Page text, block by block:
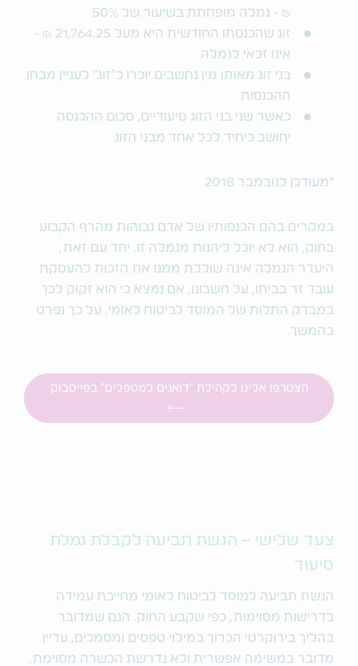
₪ - גמלה מופחתת בשיעור של 50%
זוג שהכנסתו החודשית היא מעל 21,764.25 ₪ -
אינו זכאי לגמלה
בני זוג מאותו מין נחשבים יוכרו כ"זוג" לעניין מבחן
ההכנסות
כאשר שני בני הזוג סיעודיים, סכום ההכנסה
יחושב כיחיד לכל אחד מבני הזוג
*מעודכן לנובמבר 2018
במקרים בהם הכנסותיו של אדם גבוהות מהרף הקבוע
בחוק, הוא לא יוכל ליהנות מגמלה זו. יחד עם זאת,
היעדר הגמלה אינה שוללת ממנו את הזכות להעסקת
עובד זר בביתו, על חשבונו, אם נמצא כי הוא זקוק לכך
במבדק התלות של המוסד לביטוח לאומי. על כך נפרט
בהמשך.
הצטרפו אלינו לקהילת "דואגים למטפלים" בפייסבוק
צעד שלישי – הגשת תביעה לקבלת גמלת
סיעוד
הגשת תביעה למוסד לביטוח לאומי מחייבת עמידה
בדרישות מסוימות, כפי שקבע החוק. הגם שמדובר
בהליך בירוקרטי הכרוך במילוי טפסים ומסמכים, עדיין
מדובר במשימה אפשרית ולא נדרשת הכשרה מסוימת.